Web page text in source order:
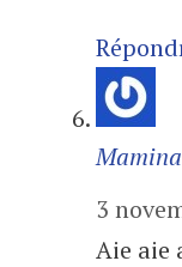
Mamina
3
Aie aie